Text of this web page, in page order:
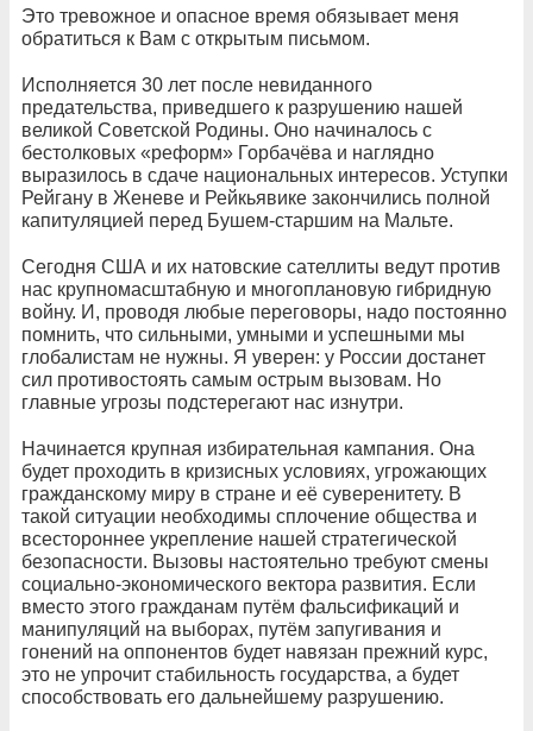
Это тревожное и опасное время обязывает меня
обратиться к Вам с открытым письмом.
Исполняется 30 лет после невиданного
предательства, приведшего к разрушению нашей
великой Советской Родины. Оно начиналось с
бестолковых «реформ» Горбачёва и наглядно
выразилось в сдаче национальных интересов. Уступки
Рейгану в Женеве и Рейкьявике закончились полной
капитуляцией перед Бушем-старшим на Мальте.
Сегодня США и их натовские сателлиты ведут против
нас крупномасштабную и многоплановую гибридную
войну. И, проводя любые переговоры, надо постоянно
помнить, что сильными, умными и успешными мы
глобалистам не нужны. Я уверен: у России достанет
сил противостоять самым острым вызовам. Но
главные угрозы подстерегают нас изнутри.
Начинается крупная избирательная кампания. Она
будет проходить в кризисных условиях, угрожающих
гражданскому миру в стране и её суверенитету. В
такой ситуации необходимы сплочение общества и
всестороннее укрепление нашей стратегической
безопасности. Вызовы настоятельно требуют смены
социально-экономического вектора развития. Если
вместо этого гражданам путём фальсификаций и
манипуляций на выборах, путём запугивания и
гонений на оппонентов будет навязан прежний курс,
это не упрочит стабильность государства, а будет
способствовать его дальнейшему разрушению.